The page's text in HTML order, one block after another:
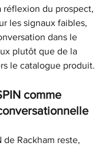
réflexion du prospect,
les signaux faibles,
dans le
plutôt que de la
le catalogue produit.
comme
de Rackham reste,